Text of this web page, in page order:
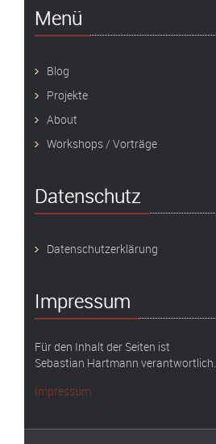
Menü
Blog
Projekte
About
Workshops / Vorträge
Datenschutz
Datenschutzerklärung
Impressum
Für den Inhalt der Seiten ist
Sebastian Hartmann verantwortlich.
Impressum